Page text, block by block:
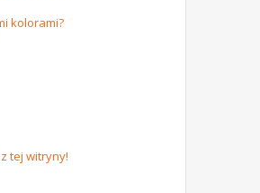
kolorami?
tej witryny!